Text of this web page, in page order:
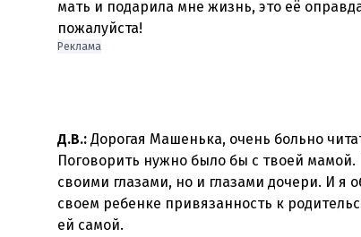
мать и подарила мне жизнь, это её
Реклама
Д.В.: Дорогая Машенька, очень больно
Поговорить нужно было бы с твоей
своими глазами, но и глазами дочери. И я
своем ребенке привязанность к
ей самой.